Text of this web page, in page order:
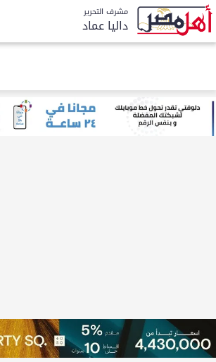
مشرف التحرير
داليا عماد